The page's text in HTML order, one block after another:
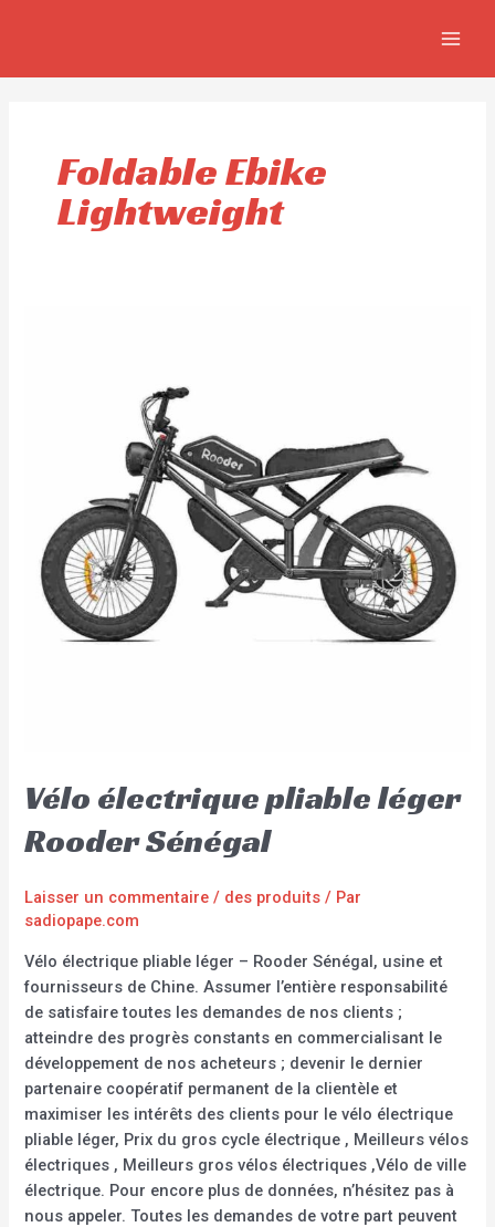
Foldable Ebike
Lightweight
Vélo électrique pliable léger
Rooder Sénégal
Laisser un commentaire / des produits / Par
sadiopape.com
Vélo électrique pliable léger – Rooder Sénégal, usine et
fournisseurs de Chine. Assumer l’entière responsabilité
de satisfaire toutes les demandes de nos clients ;
atteindre des progrès constants en commercialisant le
développement de nos acheteurs ; devenir le dernier
partenaire coopératif permanent de la clientèle et
maximiser les intérêts des clients pour le vélo électrique
pliable léger, Prix du gros cycle électrique , Meilleurs vélos
électriques , Meilleurs gros vélos électriques ,Vélo de ville
électrique. Pour encore plus de données, n’hésitez pas à
nous appeler. Toutes les demandes de votre part peuvent